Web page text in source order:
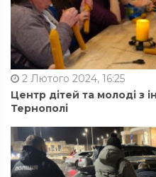
2 Лютого 2024, 16:25
Центр дітей та молоді з
Тернополі